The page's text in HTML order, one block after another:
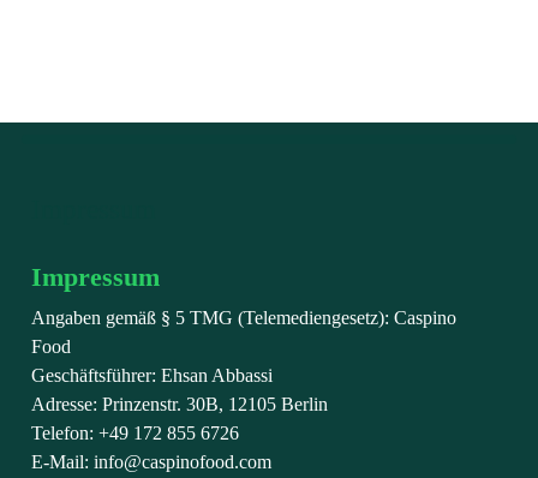
Impressum
Angaben gemäß § 5 TMG (Telemediengesetz): Caspino
Food
Geschäftsführer: Ehsan Abbassi
Adresse: Prinzenstr. 30B, 12105 Berlin
Telefon: +49 172 855 6726
E-Mail: info@caspinofood.com